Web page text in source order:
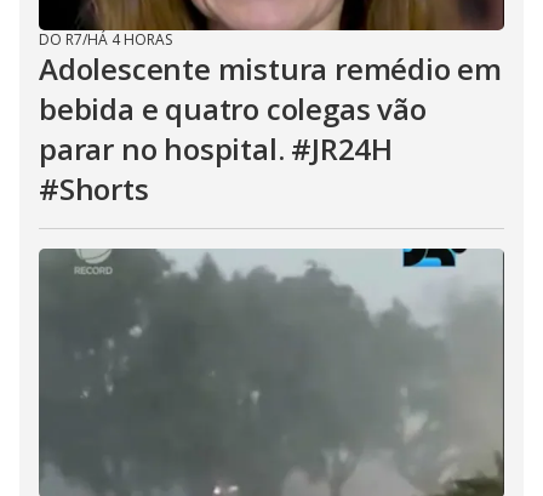
DO R7/HÁ 4 HORAS
Adolescente mistura remédio em
bebida e quatro colegas vão
parar no hospital. #JR24H
#Shorts